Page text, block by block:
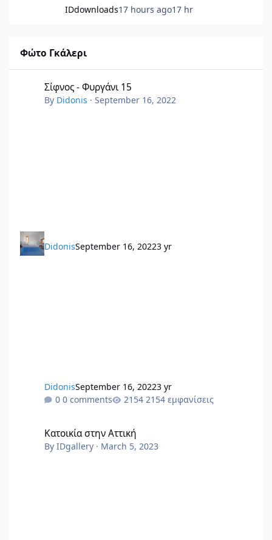
IDdownloads17 hours ago17 hr
Φώτο Γκάλερι
Σίφνος - Φυργάνι 15
By Didonis ·September 16, 2022
DidonisSeptember 16, 20223 yr
DidonisSeptember 16, 20223 yr
0 comments
2154 εμφανίσεις
Κατοικία στην Αττική
ByIDgallery · March 5, 2023